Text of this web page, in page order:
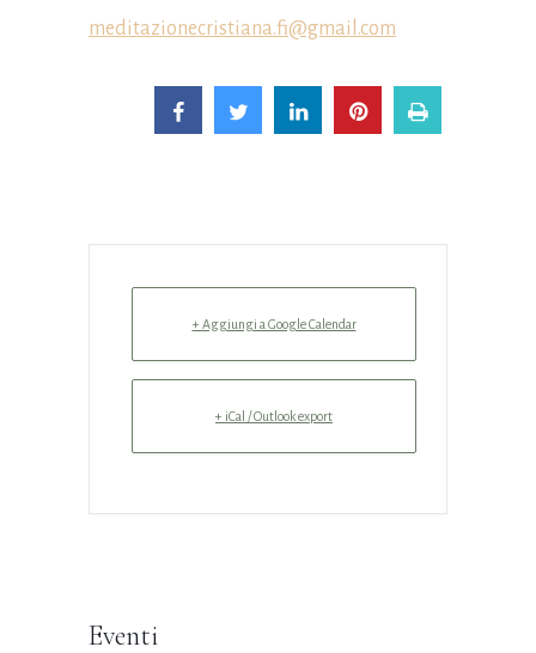
meditazionecristiana.fi@gmail.com
+ Aggiungi a Google Calendar
+ iCal / Outlook export
Eventi